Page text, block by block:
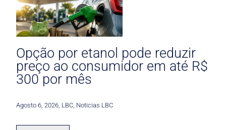
Opção por etanol pode reduzir
preço ao consumidor em até R$
300 por mês
Agosto 6, 2026 LBC Noticias LBC